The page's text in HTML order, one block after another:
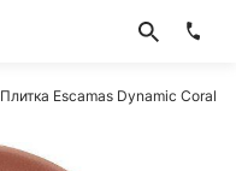
Плитка Escamas Dynamic Coral